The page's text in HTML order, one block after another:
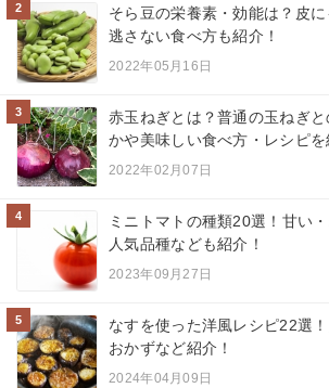
2
そら豆の栄養素・効能は？皮
逃さない食べ方も紹介！
2022年05月16日
3
赤玉ねぎとは？普通の玉ねぎ
かや美味しい食べ方・レシピを
2022年02月07日
4
ミニトマトの種類20選！甘い
人気品種なども紹介！
2023年09月27日
5
なすを使った洋風レシピ22選
おかずなど紹介！
2024年04月09日